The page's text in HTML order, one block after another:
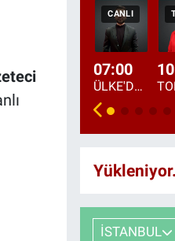
CANLI
07:00
ÜLKE'DE BU SABAH
İSTANBUL